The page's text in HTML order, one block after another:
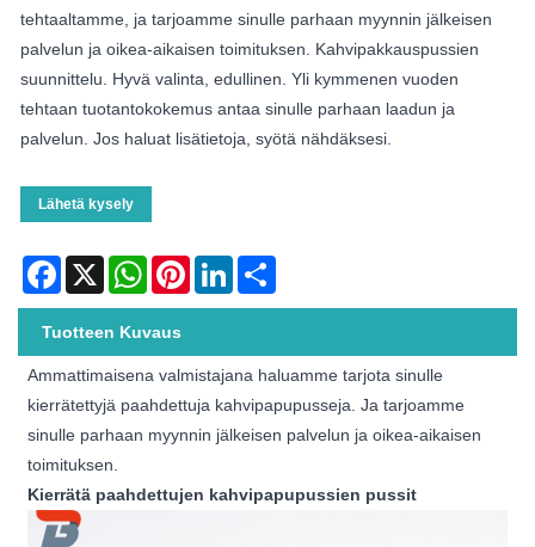
tehtaaltamme, ja tarjoamme sinulle parhaan myynnin jälkeisen
palvelun ja oikea-aikaisen toimituksen. Kahvipakkauspussien
suunnittelu. Hyvä valinta, edullinen. Yli kymmenen vuoden
tehtaan tuotantokokemus antaa sinulle parhaan laadun ja
palvelun. Jos haluat lisätietoja, syötä nähdäksesi.
Lähetä kysely
Facebook
X WhatsAppPinterestLinkedIn
Tuotteen Kuvaus
Ammattimaisena valmistajana haluamme tarjota sinulle
kierrätettyjä paahdettuja kahvipapupusseja. Ja tarjoamme
sinulle parhaan myynnin jälkeisen palvelun ja oikea-aikaisen
toimituksen.
Kierrätä paahdettujen kahvipapupussien pussit